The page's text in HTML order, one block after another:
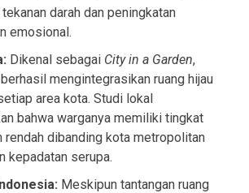
darah dan peningkatan
emosional.
Dikenal sebagai City in a Garden,
mengintegrasikan ruang hijau
area kota. Studi lokal
bahwa warganya memiliki tingkat
rendah dibanding kota metropolitan
kepadatan serupa.
Meskipun tantangan ruang